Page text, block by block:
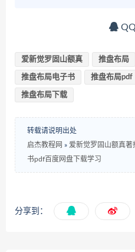
爱新觉罗固山额真 推盘布局
推盘布局电子书 推盘布局pdf
推盘布局下载
转载请说明出处
启杰教程网 » 爱新觉罗固山额真
书pdf百度网盘下载学习
分享到：